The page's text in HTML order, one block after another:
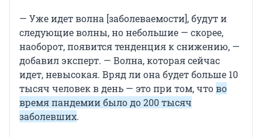
— Уже идет волна [заболеваемости], будут и
следующие волны, но небольшие — скорее,
наоборот, появится тенденция к снижению, —
добавил эксперт. — Волна, которая сейчас
идет, невысокая. Вряд ли она будет больше 10
тысяч человек в день — это при том, чтово
время пандемии было до 200 тысяч
заболевших.